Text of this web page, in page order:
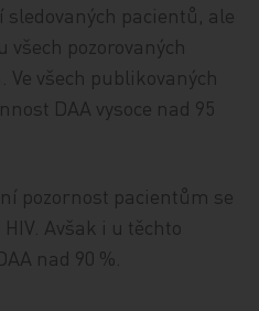
pacientů, ale
všech pozorovaných
všech publikovaných
DAA vysoce nad 95
pozornost pacientům se
Avšak i u těchto
nad 90 %.